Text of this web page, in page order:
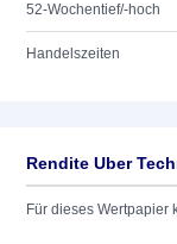
52-Wochentief/-hoch
Handelszeiten
Rendite Uber
Für dieses